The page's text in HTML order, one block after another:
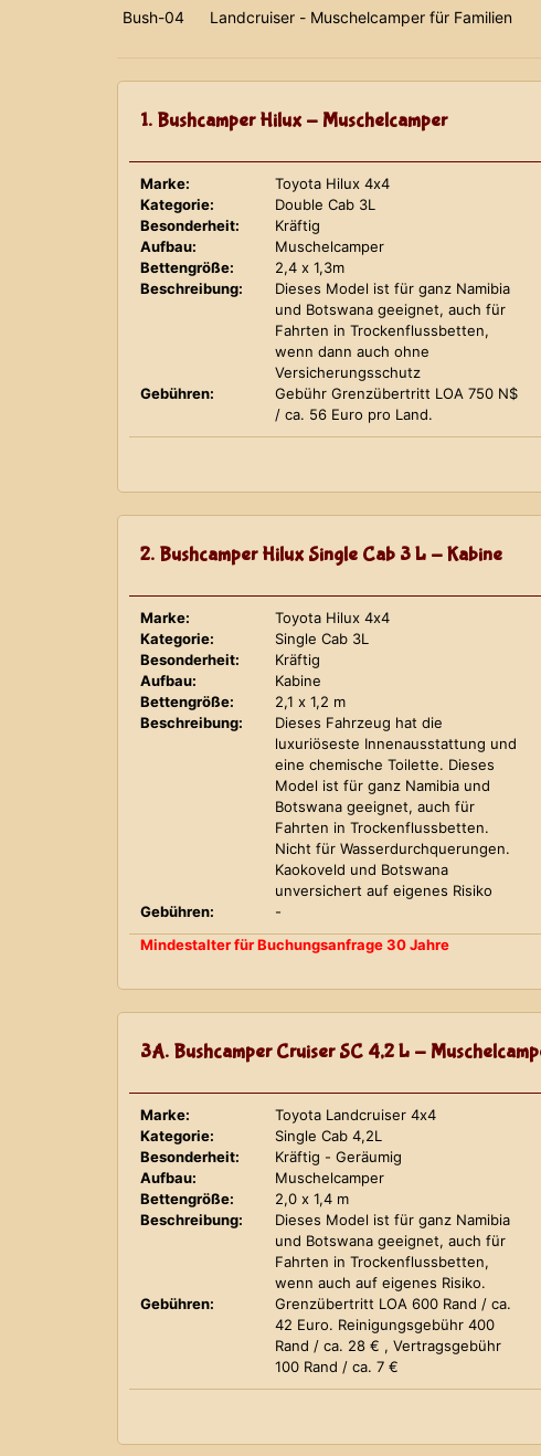
Bush-04
Landcruiser - Muschelcamper für Familien
1. Bushcamper Hilux - Muschelcamper
Marke:
Toyota Hilux 4x4
Kategorie:
Double Cab 3L
Besonderheit:
Kräftig
Aufbau:
Muschelcamper
Bettengröße:
2,4 x 1,3m
Beschreibung:
Dieses Model ist für ganz Namibia
und Botswana geeignet, auch für
Fahrten in Trockenflussbetten,
wenn dann auch ohne
Versicherungsschutz
Gebühren:
Gebühr Grenzübertritt LOA 750 N$
/ ca. 56 Euro pro Land.
2. Bushcamper Hilux Single Cab 3 L - Kabine
Marke:
Toyota Hilux 4x4
Kategorie:
Single Cab 3L
Besonderheit:
Kräftig
Aufbau:
Kabine
Bettengröße:
2,1 x 1,2 m
Beschreibung:
Dieses Fahrzeug hat die
luxuriöseste Innenausstattung und
eine chemische Toilette. Dieses
Model ist für ganz Namibia und
Botswana geeignet, auch für
Fahrten in Trockenflussbetten.
Nicht für Wasserdurchquerungen.
Kaokoveld und Botswana
unversichert auf eigenes Risiko
Gebühren:
-
Mindestalter für Buchungsanfrage 30 Jahre
3A. Bushcamper Cruiser SC 4,2 L -
Marke:
Toyota Landcruiser 4x4
Kategorie:
Single Cab 4,2L
Besonderheit:
Kräftig - Geräumig
Aufbau:
Muschelcamper
Bettengröße:
2,0 x 1,4 m
Beschreibung:
Dieses Model ist für ganz Namibia
und Botswana geeignet, auch für
Fahrten in Trockenflussbetten,
wenn auch auf eigenes Risiko.
Gebühren:
Grenzübertritt LOA 600 Rand / ca.
42 Euro. Reinigungsgebühr 400
Rand / ca. 28 € , Vertragsgebühr
100 Rand / ca. 7 €